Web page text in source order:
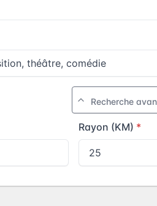
Recherche
Rayon (KM)